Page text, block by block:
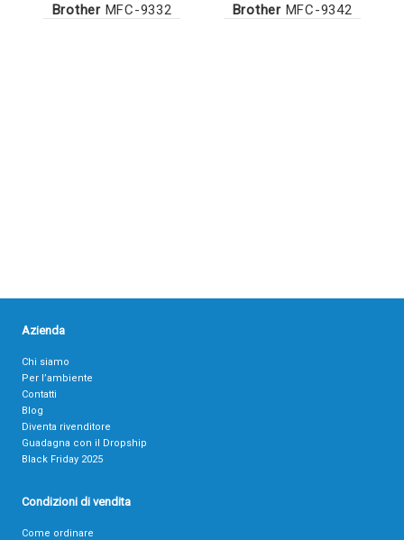
BrotherMFC-9332 BrotherMFC-9342
Azienda
Chi siamo
Per l’ambiente
Contatti
Blog
Diventa rivenditore
Guadagna con il Dropship
Black Friday 2025
Condizioni di vendita
Come ordinare